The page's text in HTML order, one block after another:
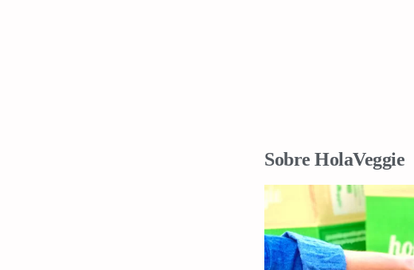
Sobre HolaVeggie